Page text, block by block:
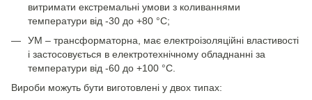
витримати екстремальні умови з коливаннями
температури від -30 до +80 °C;
УМ – трансформаторна, має електроізоляційні властивості
і застосовується в електротехнічному обладнанні за
температури від -60 до +100 °C.
Вироби можуть бути виготовлені у двох типах: